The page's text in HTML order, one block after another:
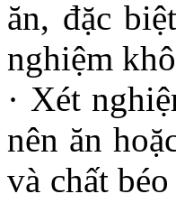
ăn, đặc
nghiệm
· Xét
nên ăn
và chất